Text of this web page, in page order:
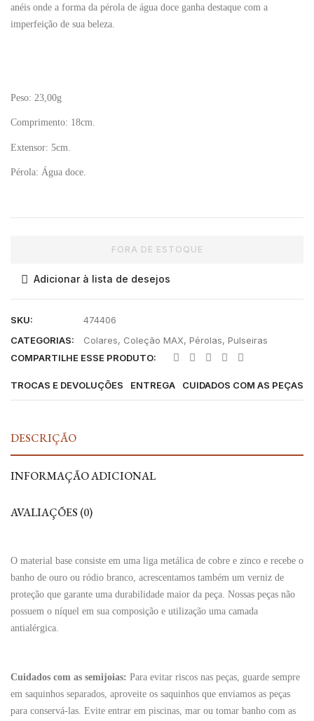
anéis onde a forma da pérola de água doce ganha destaque com a
imperfeição de sua beleza.
Peso: 23,00g
Comprimento: 18cm.
Extensor: 5cm.
Pérola: Água doce.
FORA DE ESTOQUE
Adicionar à lista de desejos
SKU:
474406
CATEGORIAS:
Colares, Coleção MAX, Pérolas, Pulseiras
COMPARTILHE ESSE PRODUTO:
TROCAS E DEVOLUÇÕES ENTREGA CUIDADOS COM AS PEÇAS
DESCRIÇÃO
INFORMAÇÃO ADICIONAL
AVALIAÇÕES (0)
O material base consiste em uma liga metálica de cobre e zinco e recebe o
banho de ouro ou ródio branco, acrescentamos também um verniz de
proteção que garante uma durabilidade maior da peça. Nossas peças não
possuem o níquel em sua composição e utilização uma camada
antialérgica.
Cuidados com as semijoias: Para evitar riscos nas peças, guarde sempre
em saquinhos separados, aproveite os saquinhos que enviamos as peças
para conservá-las. Evite entrar em piscinas, mar ou tomar banho com as